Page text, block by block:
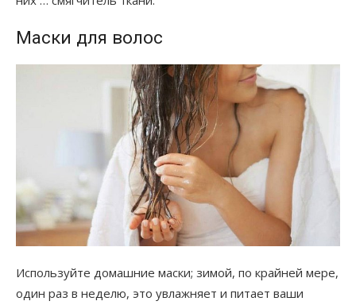
Маски для волос
Используйте домашние маски; зимой, по крайней мере,
один раз в неделю, это увлажняет и питает ваши